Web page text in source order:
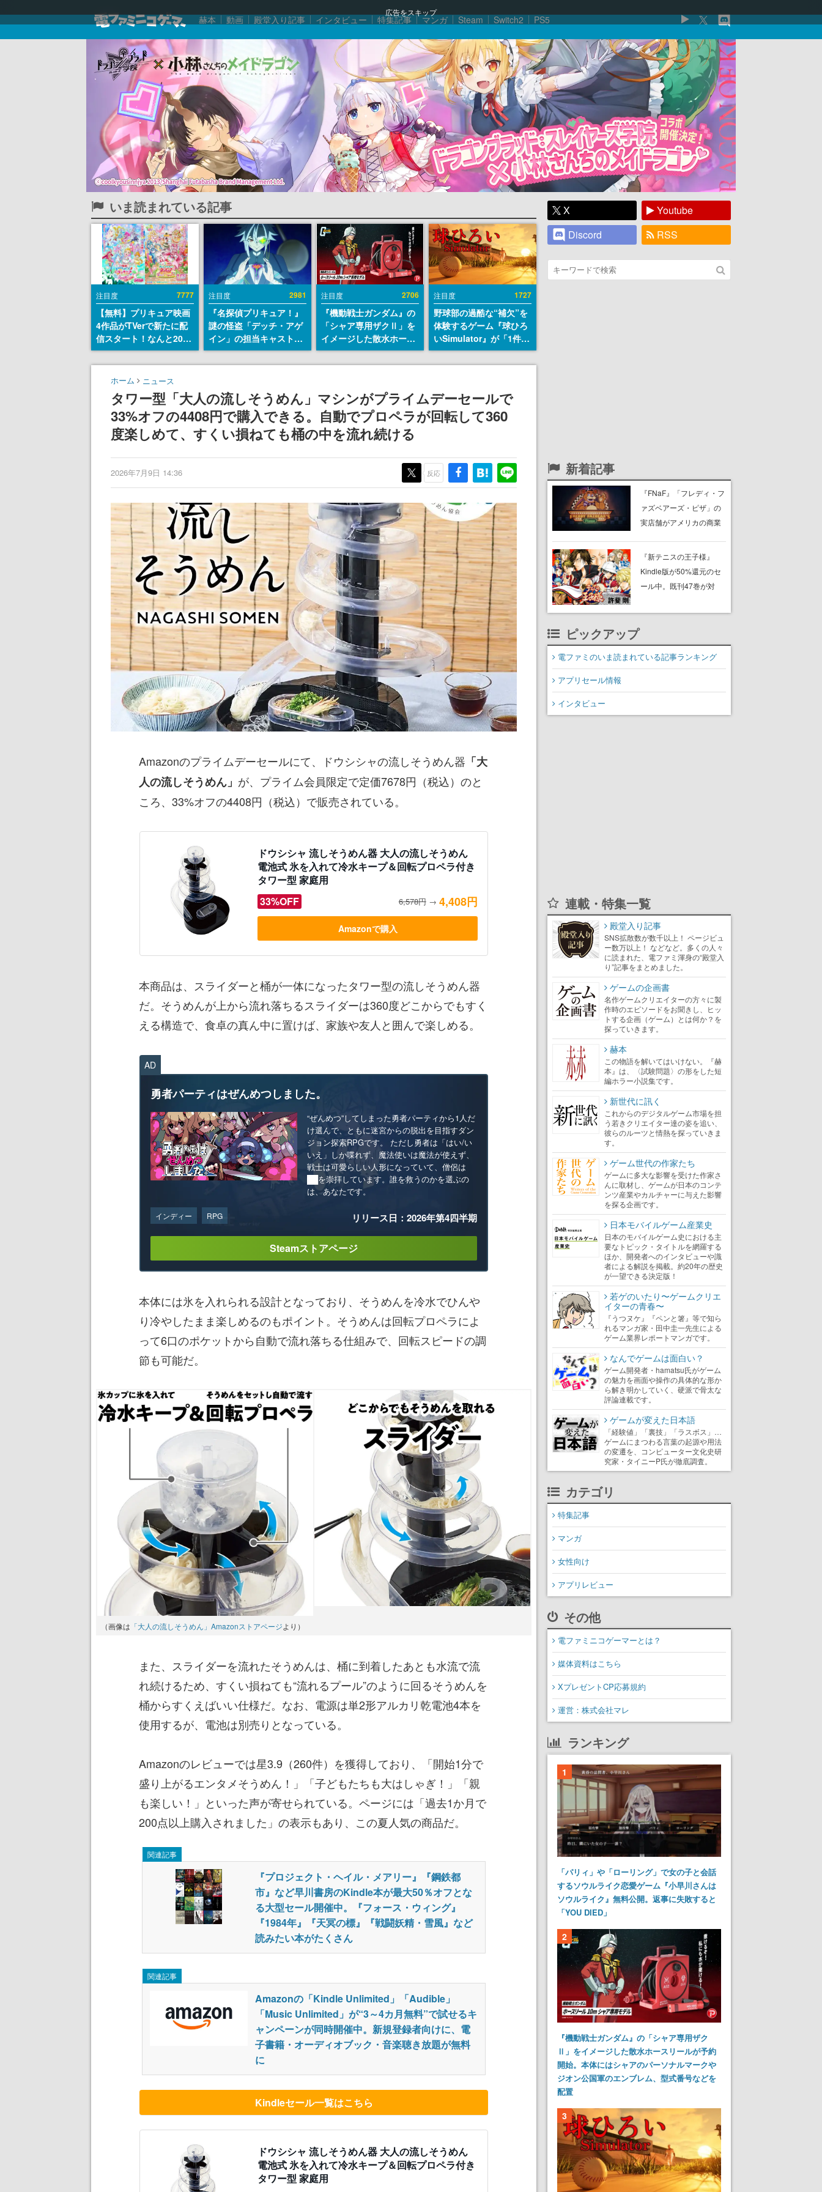
広告をスキップ
赫本 動画 殿堂入り記事 インタビュー 特集記事 マンガ Steam Switch2 PS5
いま読まれている記事
注目度 7777
【無料】プリキュア映画
4作品がTVerで新たに配
信スタート！なんと2018
年～2024年の映画ほぼす
べてが見放題に、ぶっち
ゃけありえないラインナ
注目度 2981
『名探偵プリキュア！』
謎の怪盗「デッチ・アゲ
イン」の担当キャストは
天﨑滉平さんと判明。
『Re:ゼロから始める異
『ヒプノシスマイク』山
田三郎役など
注目度 2706
『機動戦士ガンダム』の
「シャア専用ザクⅡ」を
イメージした散水ホース
リールが予約開始。本体
にはシャアのパーソナル
エンブレム、型式番号な
どを配置
注目度 1727
野球部の過酷な“補欠”を
体験するゲーム『球ひろ
いSimulator』が「1件」
のウィッシュリストをも
とにチェコ語に対応し
ェコのプロ野球選手から
称賛の声
ホーム ニュース
タワー型「大人の流しそうめん」マシンがプライムデーセールで
33%オフの4408円で購入できる。自動でプロペラが回転して360
度楽しめて、すくい損ねても桶の中を流れ続ける
2026年7月9日 14:36 反応
Amazonのプライムデーセールにて、ドウシシャの流しそうめん器 「大
人の流しそうめん」 が、プライム会員限定で定価7678円（税込）のと
ころ、33%オフの4408円（税込）で販売されている。
ドウシシャ 流しそうめん器 大人の流しそうめん
電池式 氷を入れて冷水キープ＆回転プロペラ付き
タワー型 家庭用
33%OFF
6,578円 → 4,408円
Amazonで購入
本商品は、スライダーと桶が一体になったタワー型の流しそうめん器
だ。そうめんが上から流れ落ちるスライダーは360度どこからでもすく
える構造で、食卓の真ん中に置けば、家族や友人と囲んで楽しめる。
AD
勇者パーティはぜんめつしました。
“ぜんめつ”してしまった勇者パーティから1人だ
け選んで、ともに迷宮からの脱出を目指すダン
ジョン探索RPGです。 ただし勇者は「はい/い
いえ」しか喋れず、魔法使いは魔法が使えず、
戦士は可愛らしい人形になっていて、僧侶は
██を崇拝しています。誰を救うのかを選ぶの
は、あなたです。
インディー RPG リリース日：2026年第4四半期
Steamストアページ
本体には氷を入れられる設計となっており、そうめんを冷水でひんや
り冷やしたまま楽しめるのもポイント。そうめんは回転プロペラによ
って6口のポケットから自動で流れ落ちる仕組みで、回転スピードの調
節も可能だ。
（画像は 「大人の流しそうめん」Amazonストアページより）
また、スライダーを流れたそうめんは、桶に到着したあとも水流で流
れ続けるため、すくい損ねても“流れるプール”のように回るそうめんを
桶からすくえばいい仕様だ。なお、電源は単2形アルカリ乾電池4本を
使用するが、電池は別売りとなっている。
Amazonのレビューでは星3.9（260件）を獲得しており、「開始1分で
盛り上がるエンタメそうめん！」「子どもたちも大はしゃぎ！」「親
も楽しい！」といった声が寄せられている。ページには「過去1か月で
200点以上購入されました」の表示もあり、この夏人気の商品だ。
関連記事
『プロジェクト・ヘイル・メアリー』『鋼鉄都
市』など早川書房のKindle本が最大50％オフとな
る大型セール開催中。『フォース・ウィング』
『1984年』『天冥の標』『戦闘妖精・雪風』など
読みたい本がたくさん
関連記事
Amazonの「Kindle Unlimited」「Audible」
「Music Unlimited」が“3～4カ月無料”で試せるキ
ャンペーンが同時開催中。新規登録者向けに、電
子書籍・オーディオブック・音楽聴き放題が無料
に
Kindleセール一覧はこちら
ドウシシャ 流しそうめん器 大人の流しそうめん
電池式 氷を入れて冷水キープ＆回転プロペラ付き
タワー型 家庭用
X
Youtube
Discord
RSS
新着記事
『FNaF』「フレディ・フ
ァズベアーズ・ピザ」の
実店舗がアメリカの商業
に2027年オープン！
ScottGamesとの共同開
発、食事だけでなくステ
『新テニスの王子様』
Kindle版が50%還元のセ
ール中。既刊47巻が対
得にまとめ買いするチャ
ピックアップ
電ファミのいま読まれている記事ランキング
アプリセール情報
インタビュー
連載・特集一覧
殿堂入り記事
SNS拡散数が数千以上！ ページビュ
ー数万以上！ などなど。多くの人々
に読まれた、電ファミ渾身の“殿堂入
り”記事をまとめました。
ゲームの企画書
名作ゲームクリエイターの方々に製
作時のエピソードをお聞きし、ヒッ
トする企画（ゲーム）とは何か？を
探っていきます。
赫本
この物語を解いてはいけない。『赫
本』は、〈試験問題〉の形をした短
編ホラー小説集です。
新世代に訊く
これからのデジタルゲーム市場を担
う若きクリエイター達の姿を追い、
彼らのルーツと情熱を探っていきま
す。
ゲーム世代の作家たち
ゲームに多大な影響を受けた作家さ
んに取材し、ゲームが日本のコンテ
ンツ産業やカルチャーに与えた影響
を探る企画です。
日本モバイルゲーム産業史
日本のモバイルゲーム史における主
要なトピック・タイトルを網羅する
ほか、開発者へのインタビューや識
者による解説を掲載。約20年の歴史
が一望できる決定版！
若ゲのいたり〜ゲームクリエ
イターの青春〜
『うつヌケ』『ペンと箸』等で知ら
れるマンガ家・田中圭一先生による
ゲーム業界レポートマンガです。
なんでゲームは面白い？
ゲーム開発者・hamatsu氏がゲーム
の魅力を画面や操作の具体的な形か
ら解き明かしていく、硬派で骨太な
評論連載です。
ゲームが変えた日本語
「経験値」「裏技」「ラスボス」…
ゲームにまつわる言葉の起源や用法
の変遷を、コンピューター文化史研
究家・タイニーP氏が徹底調査。
カテゴリ
特集記事
マンガ
女性向け
アプリレビュー
その他
電ファミニコゲーマーとは？
媒体資料はこちら
XプレゼントCP応募規約
運営：株式会社マレ
ランキング
1
「パリィ」や「ローリング」で女の子と会話
するソウルライク恋愛ゲーム『小早川さんは
ソウルライク』無料公開。返事に失敗すると
「YOU DIED」
2
『機動戦士ガンダム』の「シャア専用ザク
Ⅱ」をイメージした散水ホースリールが予約
開始。本体にはシャアのパーソナルマークや
ジオン公国軍のエンブレム、型式番号などを
配置
3